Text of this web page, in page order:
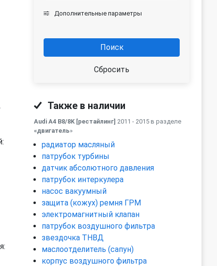
Дополнительные параметры
Поиск
Сбросить
Также в наличии
Audi A4 B8/8K [рестайлинг] 2011 - 2015 в разделе
«двигатель»
радиатор масляный
патрубок турбины
датчик абсолютного давления
патрубок интеркулера
насос вакуумный
защита (кожух) ремня ГРМ
электромагнитный клапан
патрубок воздушного фильтра
звездочка ТНВД
маслоотделитель (сапун)
корпус воздушного фильтра